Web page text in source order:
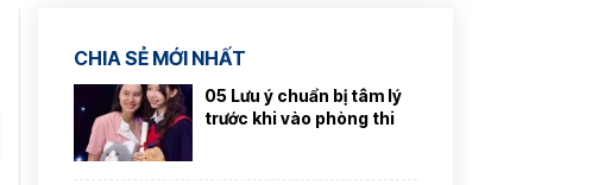
CHIA SẺ MỚI NHẤT
05 Lưu ý chuẩn bị tâm lý
trước khi vào phòng thi